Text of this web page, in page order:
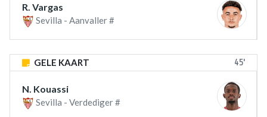
R. Vargas
Sevilla - Aanvaller #
GELE KAART 45'
N. Kouassi
Sevilla - Verdediger #